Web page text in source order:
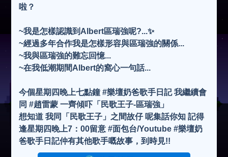
啦？
~我是怎樣認識到Albert區瑞強呢?...✨
~經過多年合作我是怎樣形容與區瑞強的關係...
~我與區瑞強的難忘回憶...
~在我低潮期間Albert的窩心一句話...
今個星期四晚上七點鐘 #樂壇奶爸歌手日記 我繼續會
同 #趙雷蒙 一齊傾吓「民歌王子-區瑞強」
想知道 我同「民歌王子」之間故仔 呢集話你知 記得
逢星期四晚上7：00留意 #面包台/Youtube #樂壇奶
爸歌手日記仲有其他歌手嘅故事，到時見!!